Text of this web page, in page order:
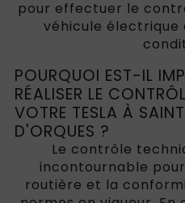
pour effectuer le
véhicule électrique
POURQUOI EST-IL
RÉALISER LE
VOTRE TESLA À
D'ORQUES ?
Le contrôle
incontournable
routière et la